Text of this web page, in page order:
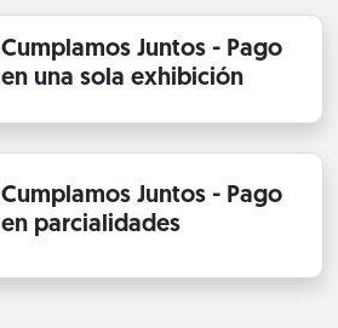
Cumplamos Juntos - Pago
en una sola exhibición
Cumplamos Juntos - Pago
en parcialidades